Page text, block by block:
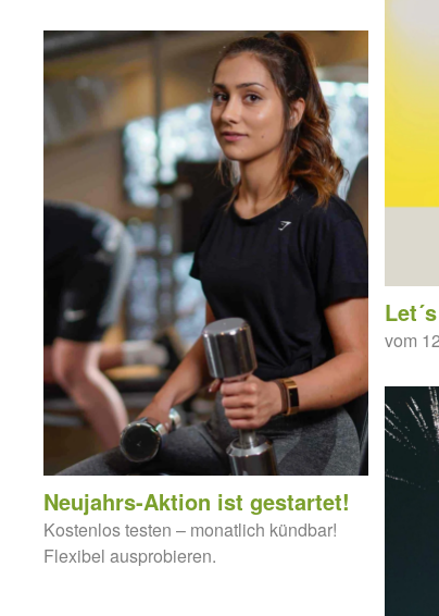
vom
Neujahrs-Aktion ist gestartet!
Kostenlos testen – monatlich kündbar!
Flexibel ausprobieren.